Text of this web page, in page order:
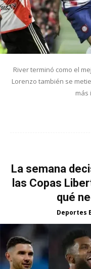
River terminó como el
Lorenzo también se
más
La semana
las Copas
qué
Deportes